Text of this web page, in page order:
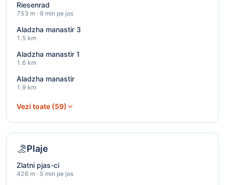
Riesenrad
753 m · 9 min pe jos
Aladzha manastir 3
1.5 km
Aladzha manastir 1
1.6 km
Aladzha manastir
1.9 km
Vezi toate (59)
Plaje
Zlatni pjas-ci
426 m · 5 min pe jos